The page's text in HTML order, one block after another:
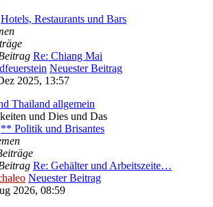
Hotels, Restaurants und Bars
Re: Chiang Mai
Neuester Beitrag
2025, 13:57
Thailand allgemein
und Dies und Das
** Politik und Brisantes
Re: Gehälter und Arbeitszeite…
Neuester Beitrag
2026, 08:59